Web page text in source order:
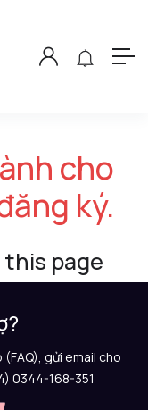
cho
ký.
this page
gửi email cho
0344-168-351